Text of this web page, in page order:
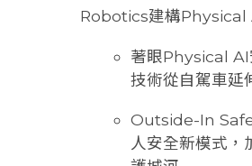
Robotics建構Physical
著眼Physical
技術從自駕車延
Outside-In
人安全新模式，